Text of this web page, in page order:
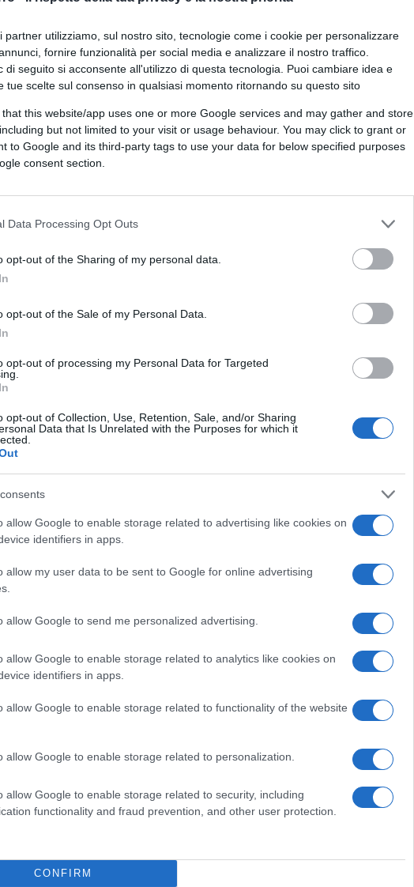
partner utilizziamo, sul nostro sito, tecnologie come i cookie per personalizzare
fornire funzionalità per social media e analizzare il nostro traffico.
di seguito si acconsente all'utilizzo di questa tecnologia. Puoi cambiare idea e
tue scelte sul consenso in qualsiasi momento ritornando su questo sito
that this website/app uses one or more Google services and may gather and store
but not limited to your visit or usage behaviour. You may click to grant or
to Google and its third-party tags to use your data for below specified purposes
consent section.
Data Processing Opt Outs
opt-out of the Sharing of my personal data.
opt-out of the Sale of my Personal Data.
opt-out of processing my Personal Data for Targeted
opt-out of Collection, Use, Retention, Sale, and/or Sharing
Data that Is Unrelated with the Purposes for which it
allow Google to enable storage related to advertising like cookies on
identifiers in apps.
allow my user data to be sent to Google for online advertising
allow Google to send me personalized advertising.
allow Google to enable storage related to analytics like cookies on
identifiers in apps.
allow Google to enable storage related to functionality of the website
allow Google to enable storage related to personalization.
allow Google to enable storage related to security, including
functionality and fraud prevention, and other user protection.
CONFIRM
CLICCA QUI
di sì. La
Partito Conservatore si è fatta sempre
della salute,Sajid Javid, e poi il
, hanno annunciato le loro dimissioni
del primo ministro, accusato di non
il Paese.
e a Downing Street ieri, con le notizie
la situazione per Johnson, già sotto tiro
del 6 giugno scorso, e il pessimo
Tory ai Comuni, sono statel’ennesimo
il parlamentare non è stato
media e dei deputati Tory gli è stato
che il premier non sapeva delle
anche se un alto funzionario del
telecamere per scusarsi per avere
i buoi erano già scappati dalla stanza e
ha già nominato i due nuovi ministri del
Scacchiere e Barclay alla Sanità), ma
ancora a lungo
papabili candidati alla sua successione –
dopo essere stato difeso a spada